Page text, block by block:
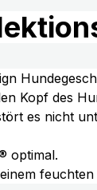
Kopf des
es nicht
optimal.